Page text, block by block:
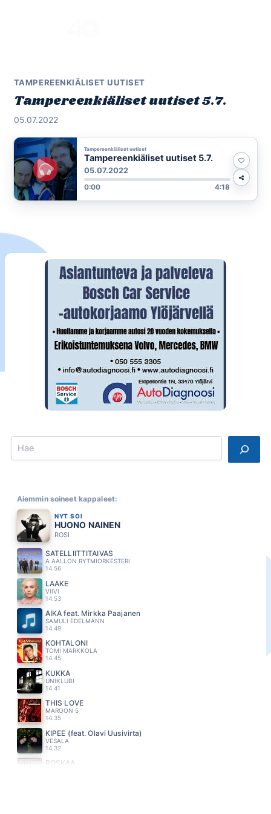
TAMPEREENKIÄLISET UUTISET
Tampereenkiäliset uutiset 5.7.
05.07.2022
Tampereenkiäliset uutiset
Tampereenkiäliset uutiset 5.7.
05.07.2022
0:00 4:18
Search
Aiemmin soineet kappaleet:
NYT SOI
HUONO NAINEN
ROSI
SATELLIITTITAIVAS
A AALLON RYTMIORKESTERI
14.56
LÄÄKE
VIIVI
14.53
AIKA feat. Mirkka Paajanen
SAMULI EDELMANN
14.49
KOHTALONI
TOMI MARKKOLA
14.45
KUKKA
UNIKLUBI
14.41
THIS LOVE
MAROON 5
14.35
KIPEE (feat. Olavi Uusivirta)
VESALA
14.32
ROSKAA